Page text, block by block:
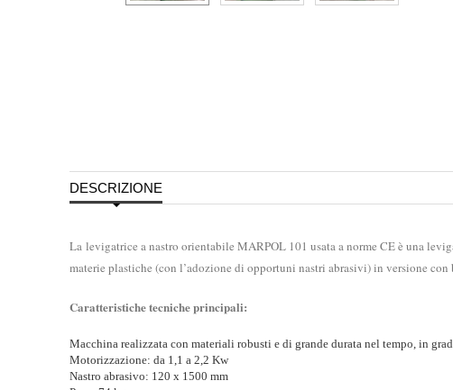
DESCRIZIONE
La levigatrice a nastro orientabile MARPOL 101 usata a norme CE è una
materie plastiche (con l’adozione di opportuni nastri abrasivi) in versione
Caratteristiche tecniche principali:
Macchina realizzata con materiali robusti e di grande durata nel tempo, in
Motorizzazione: da 1,1 a 2,2 Kw
Nastro abrasivo: 120 x 1500 mm